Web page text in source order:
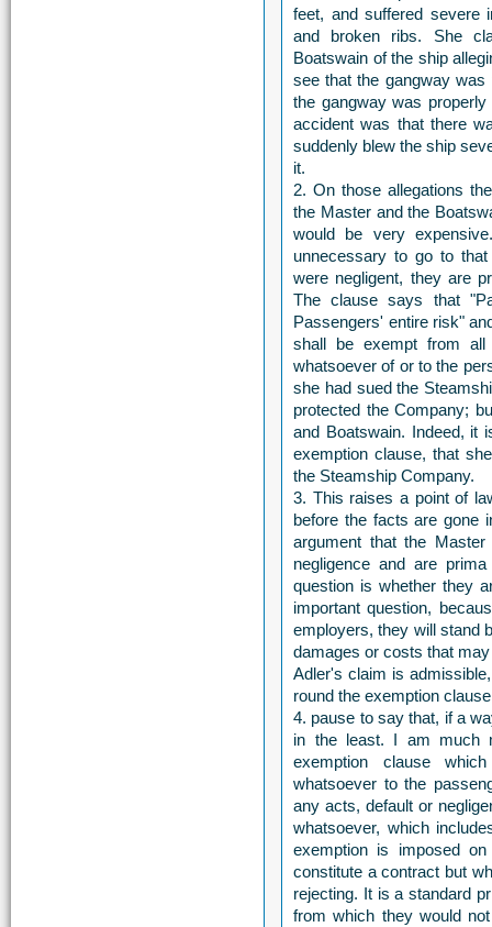
feet, and suffered severe
and broken ribs. She
Boatswain of the ship
see that the gangway
the gangway was
accident was that there
suddenly blew the ship
it.
2. On those allegations
the Master and the
would be very
unnecessary to go to
were negligent, they are
The clause says that
Passengers' entire risk"
shall be exempt from
whatsoever of or to the
she had sued the
protected the Company;
and Boatswain. Indeed, it
exemption clause, that
the Steamship Company.
3. This raises a point of
before the facts are gone
argument that the
negligence and are
question is whether they
important question,
employers, they will stand
damages or costs that
Adler's claim is
round the exemption
4. pause to say that, if a
in the least. I am much
exemption clause
whatsoever to the
any acts, default or
whatsoever, which
exemption is imposed
constitute a contract but
rejecting. It is a standard
from which they would